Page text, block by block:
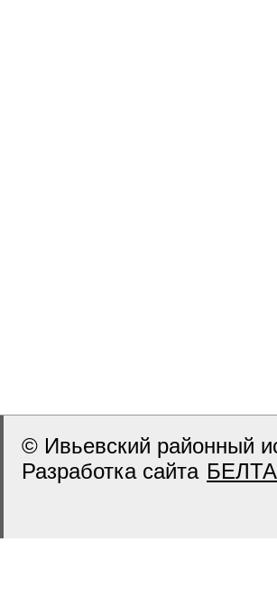
© Ивьевский районный
Разработка сайта БЕЛТА